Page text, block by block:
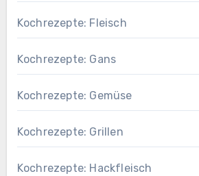
Kochrezepte: Fleisch
Kochrezepte: Gans
Kochrezepte: Gemüse
Kochrezepte: Grillen
Kochrezepte: Hackfleisch